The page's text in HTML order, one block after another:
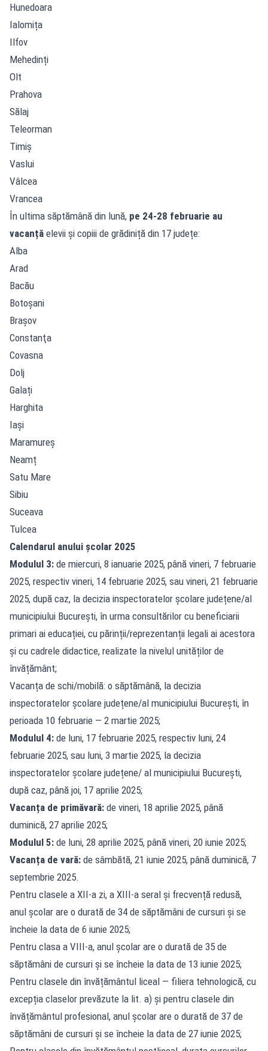
Hunedoara
Ialomița
Ilfov
Mehedinți
Olt
Prahova
Sălaj
Teleorman
Timiș
Vaslui
Vâlcea
Vrancea
În ultima săptămână din lună, pe 24-28 februarie au
vacanță elevii și copiii de grădiniță din 17 județe:
Alba
Arad
Bacău
Botoșani
Braşov
Constanţa
Covasna
Dolj
Galați
Harghita
Iași
Maramureș
Neamț
Satu Mare
Sibiu
Suceava
Tulcea
Calendarul anului școlar 2025
Modulul 3: de miercuri, 8 ianuarie 2025, până vineri, 7 februarie
2025, respectiv vineri, 14 februarie 2025, sau vineri, 21 februarie
2025, după caz, la decizia inspectoratelor școlare județene/al
municipiului București, în urma consultărilor cu beneficiarii
primari ai educației, cu părinții/reprezentanții legali ai acestora
și cu cadrele didactice, realizate la nivelul unităților de
învățământ;
Vacanța de schi/mobilă: o săptămână, la decizia
inspectoratelor școlare județene/al municipiului București, în
perioada 10 februarie — 2 martie 2025;
Modulul 4: de luni, 17 februarie 2025, respectiv luni, 24
februarie 2025, sau luni, 3 martie 2025, la decizia
inspectoratelor școlare județene/ al municipiului București,
după caz, până joi, 17 aprilie 2025;
Vacanța de primăvară: de vineri, 18 aprilie 2025, până
duminică, 27 aprilie 2025;
Modulul 5: de luni, 28 aprilie 2025, până vineri, 20 iunie 2025;
Vacanța de vară: de sâmbătă, 21 iunie 2025, până duminică, 7
septembrie 2025.
Pentru clasele a XII-a zi, a XIII-a seral și frecvență redusă,
anul școlar are o durată de 34 de săptămâni de cursuri și se
încheie la data de 6 iunie 2025;
Pentru clasa a VIII-a, anul școlar are o durată de 35 de
săptămâni de cursuri și se încheie la data de 13 iunie 2025;
Pentru clasele din învățământul liceal — filiera tehnologică, cu
excepția claselor prevăzute la lit. a) și pentru clasele din
învățământul profesional, anul școlar are o durată de 37 de
săptămâni de cursuri și se încheie la data de 27 iunie 2025;